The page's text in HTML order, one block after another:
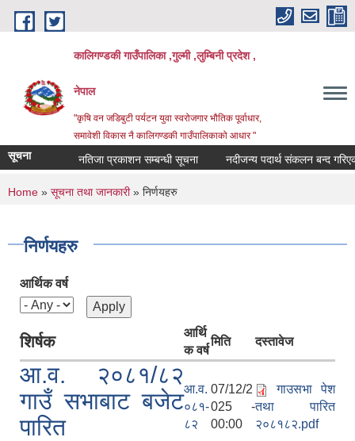
Skip to main content
कालिगण्डकी गाउँपालिका ,गुल्मी ,लुम्बिनी प्रदेश ,
नेपाल
"कृषि वन जडिबुटी पर्यटन युवा स्वरोजगार भौतिक पूर्वाधार,
समावेशी विकास नै कालिगण्डकी गाउँपालिकाको आधार "
सूचना नतिजा प्रकाशन सम्बन्धी सूचना नदीजन्य पदार्थ संकलन बन्द गरिएको
You are here
Home » सूचना तथा जानकारी» निर्णयहरु
निर्णयहरु
आर्थिक वर्ष
शिर्षक
आर्थि
क वर्ष
मिति दस्तावेज
आ.व. २०८१/८२
गाउँ सभाबाट बजेट
पारित
आ.व.
०८१-
८२
07/12/2
025 -
00:00
गाउसभा पेश
तथा पारित
२०८१८२.pdf